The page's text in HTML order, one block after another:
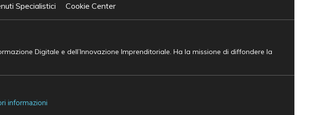
Specialistici Cookie Center
Digitale e dell’Innovazione Imprenditoriale. Ha la missione di diffondere la
informazioni